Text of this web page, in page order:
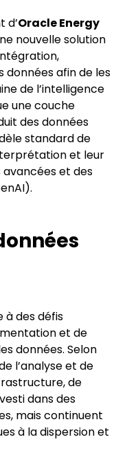
d’Oracle Energy
nouvelle solution
données afin de les
de l’intelligence
une couche
des données
standard de
et leur
et des
à des défis
et de
données. Selon
l’analyse et de
de
dans des
mais continuent
à la dispersion et